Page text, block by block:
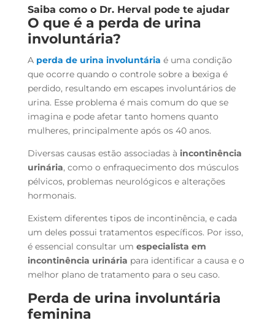
Saiba como o Dr. Herval pode te ajudar
O que é a perda de urina
involuntária?
A perda de urina involuntária é uma condição
que ocorre quando o controle sobre a bexiga é
perdido, resultando em escapes involuntários de
urina. Esse problema é mais comum do que se
imagina e pode afetar tanto homens quanto
mulheres, principalmente após os 40 anos.
Diversas causas estão associadas à incontinência
urinária, como o enfraquecimento dos músculos
pélvicos, problemas neurológicos e alterações
hormonais.
Existem diferentes tipos de incontinência, e cada
um deles possui tratamentos específicos. Por isso,
é essencial consultar um especialista em
incontinência urinária para identificar a causa e o
melhor plano de tratamento para o seu caso.
Perda de urina involuntária
feminina